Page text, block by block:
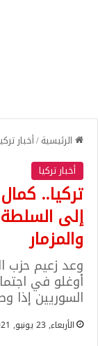
الرئيسية/أخبار
أخبار تركيا
تركيا..
إلى
والمزمار
وعد زعيم حزب
أوغلو في
السوريين إذا
الأربعاء, 23 يونيو, 2021